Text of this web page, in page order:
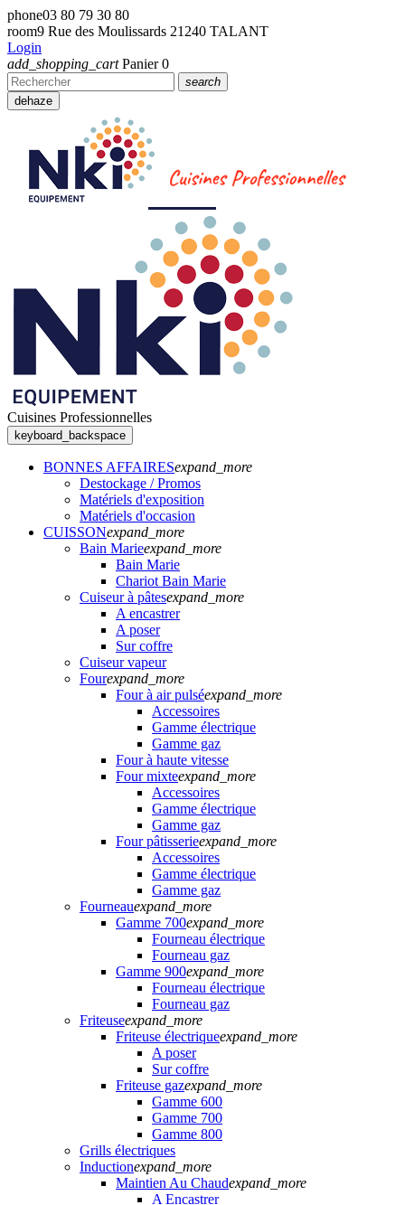
phone03 80 79 30 80
room9 Rue des Moulissards 21240 TALANT
Login
add_shopping_cart Panier 0
search
dehaze
Cuisines Professionnelles
keyboard_backspace
BONNES AFFAIRESexpand_more
Destockage / Promos
Matériels d'exposition
Matériels d'occasion
CUISSONexpand_more
Bain Marieexpand_more
Bain Marie
Chariot Bain Marie
Cuiseur à pâtesexpand_more
A encastrer
A poser
Sur coffre
Cuiseur vapeur
Fourexpand_more
Four à air pulséexpand_more
Accessoires
Gamme électrique
Gamme gaz
Four à haute vitesse
Four mixteexpand_more
Accessoires
Gamme électrique
Gamme gaz
Four pâtisserieexpand_more
Accessoires
Gamme électrique
Gamme gaz
Fourneauexpand_more
Gamme 700expand_more
Fourneau électrique
Fourneau gaz
Gamme 900expand_more
Fourneau électrique
Fourneau gaz
Friteuseexpand_more
Friteuse électriqueexpand_more
A poser
Sur coffre
Friteuse gazexpand_more
Gamme 600
Gamme 700
Gamme 800
Grills électriques
Inductionexpand_more
Maintien Au Chaudexpand_more
A Encastrer